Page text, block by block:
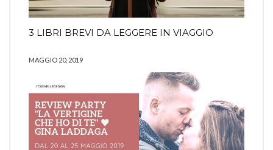
3 LIBRI BREVI DA LEGGERE IN VIAGGIO
MAGGIO 20, 2019